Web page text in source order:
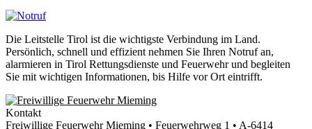
Die Leitstelle Tirol ist die wichtigste Verbindung im Land.
Persönlich, schnell und effizient nehmen Sie Ihren Notruf an,
alarmieren in Tirol Rettungsdienste und Feuerwehr und begleiten
Sie mit wichtigen Informationen, bis Hilfe vor Ort eintrifft.
Kontakt
Freiwillige Feuerwehr Mieming • Feuerwehrweg 1 • A-6414